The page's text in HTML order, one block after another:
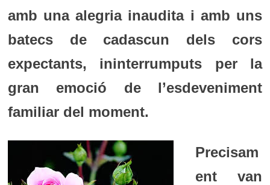
amb una alegria inaudita i amb uns
batecs de cadascun dels cors
expectants, ininterrumputs per la
gran emoció de l’esdeveniment
familiar del moment.
Precisam
ent van